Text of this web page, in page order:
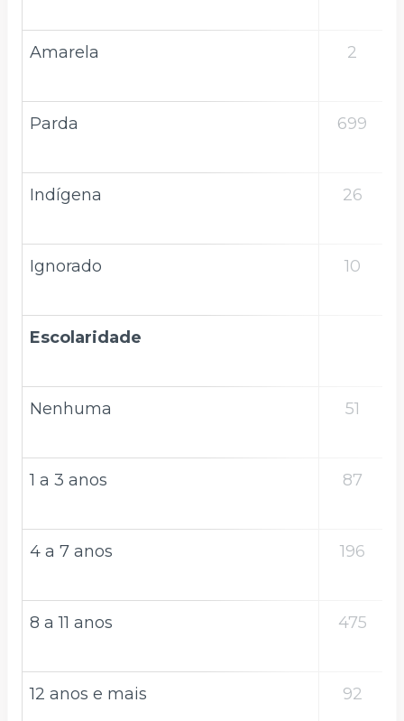
Amarela 2
Parda 699
Indígena 26
Ignorado 10
Escolaridade
Nenhuma 51
1 a 3 anos 87
4 a 7 anos 196
8 a 11 anos 475
12 anos e mais 92